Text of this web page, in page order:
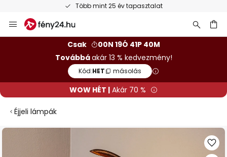
Több mint 25 év tapasztalat
Ugrás
a
Csak
00N 19Ó 41P 40M
Továbbáakár 13 % kedvezmény!
Kód:HET másolás
WOW HÉT | Akár 70 %
Éjjeli lámpák
Ugrás